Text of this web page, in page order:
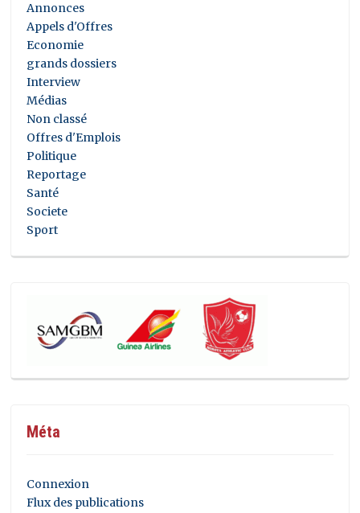
Annonces
Appels d'Offres
Economie
grands dossiers
Interview
Médias
Non classé
Offres d'Emplois
Politique
Reportage
Santé
Societe
Sport
Méta
Connexion
Flux des publications